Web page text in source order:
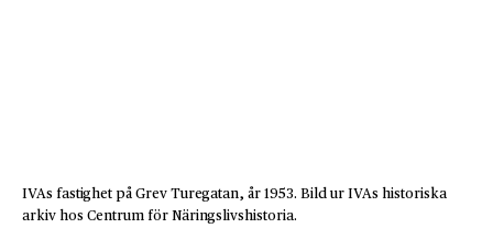
IVAs fastighet på Grev Turegatan, år 1953. Bild ur IVAs historiska
arkiv hos Centrum för Näringslivshistoria.